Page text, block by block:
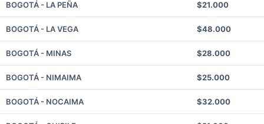
BOGOTÁ - LA PEÑA $21.000
BOGOTÁ - LA VEGA $48.000
BOGOTÁ - MINAS $28.000
BOGOTÁ - NIMAIMA $25.000
BOGOTÁ - NOCAIMA $32.000